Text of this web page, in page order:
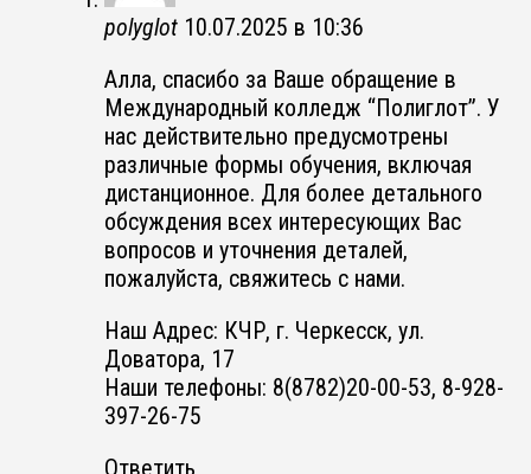
polyglot 10.07.2025 в 10:36
Алла, спасибо за Ваше обращение в
Международный колледж “Полиглот”. У
нас действительно предусмотрены
различные формы обучения, включая
дистанционное. Для более детального
обсуждения всех интересующих Вас
вопросов и уточнения деталей,
пожалуйста, свяжитесь с нами.
Наш Адрес: КЧР, г. Черкесск, ул.
Доватора, 17
Наши телефоны: 8(8782)20-00-53, 8-928-
397-26-75
Ответить